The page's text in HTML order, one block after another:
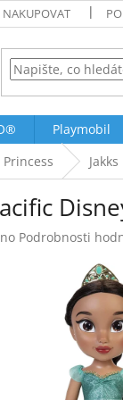
NAKUPOVAT
Playmobil
Podrobnosti